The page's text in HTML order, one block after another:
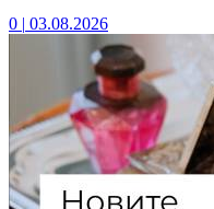
0 | 03.08.2026